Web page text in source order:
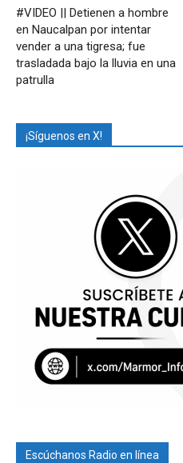
#VIDEO || Detienen a hombre
en Naucalpan por intentar
vender a una tigresa; fue
trasladada bajo la lluvia en una
patrulla
¡Síguenos en X!
Escúchanos Radio en línea